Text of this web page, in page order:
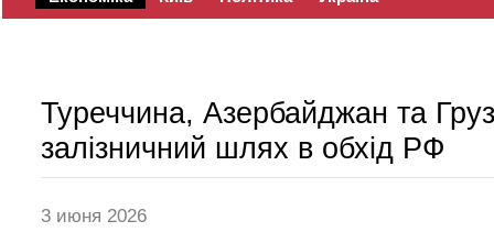
Туреччина, Азербайджан та
залізничний шлях в обхід РФ
3 июня 2026